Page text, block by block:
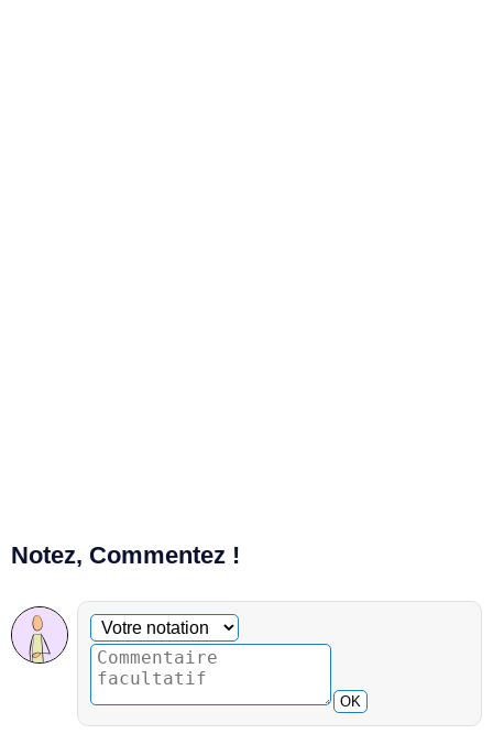
Notez, Commentez !
Commentaire facultatif
Votre notation
OK